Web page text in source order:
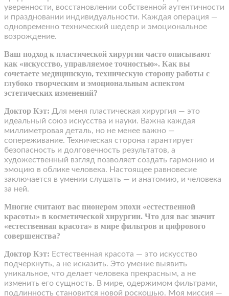
уверенности, восстановлении собственной аутентичности
и праздновании индивидуальности. Каждая операция —
одновременно технический шедевр и эмоциональное
возрождение.
Ваш подход к пластической хирургии часто описывают
как «искусство, управляемое точностью». Как вы
сочетаете медицинскую, техническую сторону работы с
глубоко творческим и эмоциональным аспектом
эстетических изменений?
Доктор Кэт: Для меня пластическая хирургия — это
идеальный союз искусства и науки. Важна каждая
миллиметровая деталь, но не менее важно —
сопереживание. Техническая сторона гарантирует
безопасность и долговечность результатов, а
художественный взгляд позволяет создать гармонию и
эмоцию в облике человека. Настоящее равновесие
заключается в умении слушать — и анатомию, и человека
за ней.
Многие считают вас пионером эпохи «естественной
красоты» в косметической хирургии. Что для вас значит
«естественная красота» в мире фильтров и цифрового
совершенства?
Доктор Кэт: Естественная красота — это искусство
подчеркнуть, а не исказить. Это умение выявить
уникальное, что делает человека прекрасным, а не
изменить его сущность. В мире, одержимом фильтрами,
подлинность становится новой роскошью. Моя миссия —